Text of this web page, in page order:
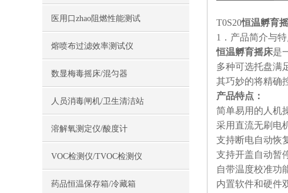
医用口zhao阻燃性能测试
熔喷布过滤效率测试仪
数显梅毒摇床/混匀器
人员消毒闸机/卫生清洁站
溶解氧测定仪/酸度计
VOC检测仪/TVOC检测仪
药品恒温保存箱/冷藏箱
T0S20恒温孵育
1．产品简介与
恒温孵育摇床是
多种可选托盘满
其巧妙的将精确
产品特点：
简单易用的人机
采用直流无刷电
支持断电自动恢
支持开盖自动暂
自带温度校准功
内置软件和硬件